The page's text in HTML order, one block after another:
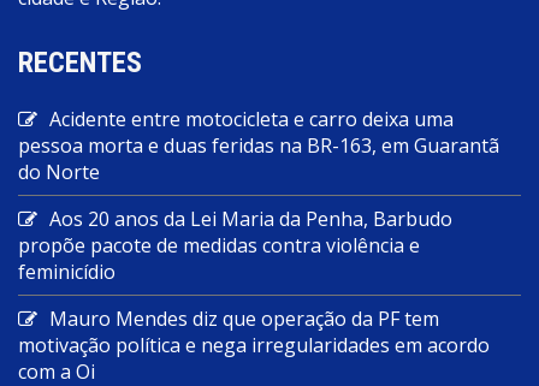
RECENTES
Acidente entre motocicleta e carro deixa uma
pessoa morta e duas feridas na BR-163, em Guarantã
do Norte
Aos 20 anos da Lei Maria da Penha, Barbudo
propõe pacote de medidas contra violência e
feminicídio
Mauro Mendes diz que operação da PF tem
motivação política e nega irregularidades em acordo
com a Oi